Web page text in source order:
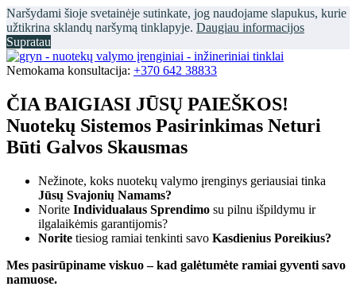
Naršydami šioje svetainėje sutinkate, jog naudojame slapukus, kurie
užtikrina sklandų naršymą tinklapyje. Daugiau informacijos
Supratau
Nemokama konsultacija: +370 642 38833
ČIA BAIGIASI JŪSŲ PAIEŠKOS!
Nuotekų Sistemos Pasirinkimas Neturi
Būti Galvos Skausmas
Nežinote, koks nuotekų valymo įrenginys geriausiai tinka
Jūsų Svajonių Namams?
Norite Individualaus Sprendimo su pilnu išpildymu ir
ilgalaikėmis garantijomis?
Norite tiesiog ramiai tenkinti savo Kasdienius Poreikius?
Mes pasirūpiname viskuo – kad galėtumėte ramiai gyventi savo
namuose.